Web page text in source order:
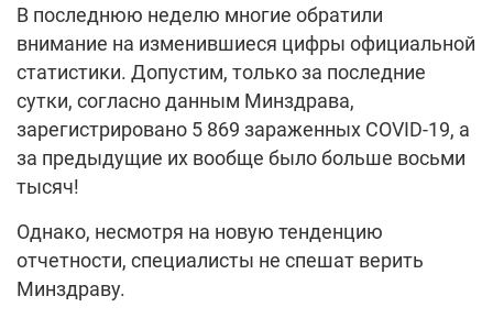
В последнюю неделю многие обратили
внимание на изменившиеся цифры официальной
статистики. Допустим, только за последние
сутки, согласно данным Минздрава,
зарегистрировано 5 869 зараженных COVID-19, а
за предыдущие их вообще было больше восьми
тысяч!
Однако, несмотря на новую тенденцию
отчетности, специалисты не спешат верить
Минздраву.